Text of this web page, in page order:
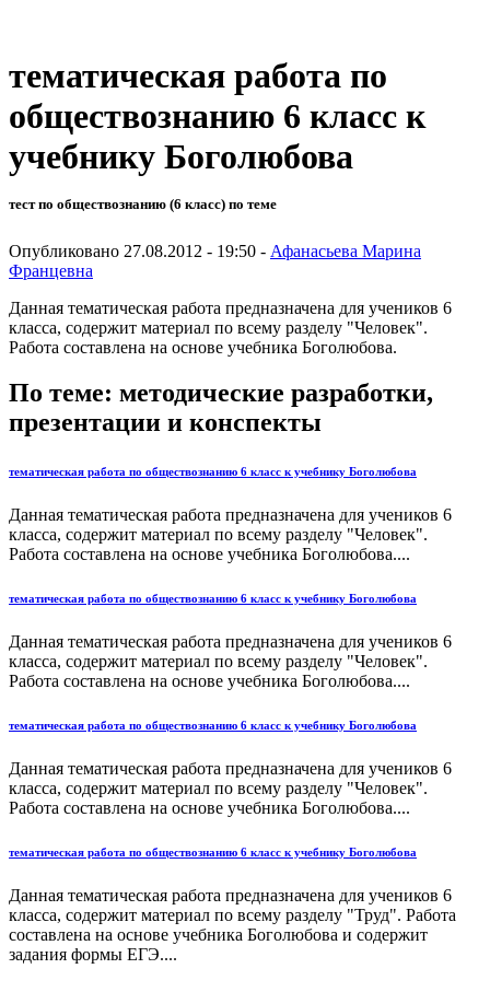
тематическая работа по
обществознанию 6 класс к
учебнику Боголюбова
тест по обществознанию (6 класс) по теме
Опубликовано 27.08.2012 - 19:50 - Афанасьева Марина
Францевна
Данная тематическая работа предназначена для учеников 6
класса, содержит материал по всему разделу "Человек".
Работа составлена на основе учебника Боголюбова.
По теме: методические разработки,
презентации и конспекты
тематическая работа по обществознанию 6 класс к учебнику Боголюбова
Данная тематическая работа предназначена для учеников 6
класса, содержит материал по всему разделу "Человек".
Работа составлена на основе учебника Боголюбова....
тематическая работа по обществознанию 6 класс к учебнику Боголюбова
Данная тематическая работа предназначена для учеников 6
класса, содержит материал по всему разделу "Человек".
Работа составлена на основе учебника Боголюбова....
тематическая работа по обществознанию 6 класс к учебнику Боголюбова
Данная тематическая работа предназначена для учеников 6
класса, содержит материал по всему разделу "Человек".
Работа составлена на основе учебника Боголюбова....
тематическая работа по обществознанию 6 класс к учебнику Боголюбова
Данная тематическая работа предназначена для учеников 6
класса, содержит материал по всему разделу "Труд". Работа
составлена на основе учебника Боголюбова и содержит
задания формы ЕГЭ....